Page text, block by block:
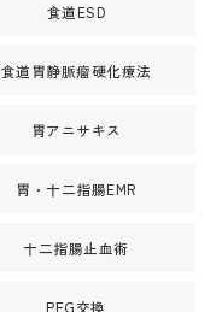
食道ESD
食道胃静脈瘤硬化療法
胃アニサキス
胃・十二指腸EMR
十二指腸止血術
PEG交換